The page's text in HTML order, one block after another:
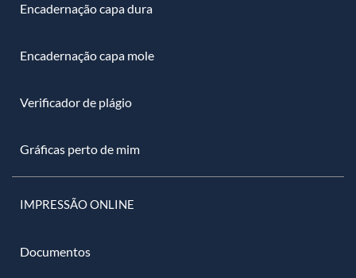
Encadernação capa dura
Encadernação capa mole
Verificador de plágio
Gráficas perto de mim
IMPRESSÃO ONLINE
Documentos